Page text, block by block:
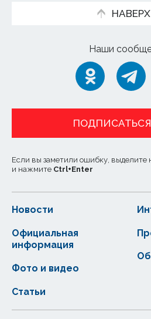
НАВЕРХ
Наши
ПОДПИСАТЬСЯ
Если вы заметили ошибку, выделите
и нажмите Ctrl+Enter
Новости
Статьи
Официальная
информация
Фото и видео